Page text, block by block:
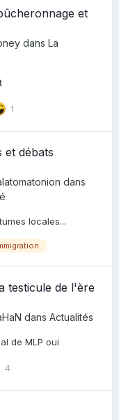
et
dans La
1
et débats
dans
locales...
testicule de l'ère
dans Actualités
de MLP oui
4